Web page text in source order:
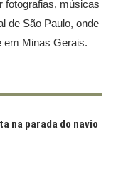
fotografias, músicas
de São Paulo, onde
em Minas Gerais.
na parada do navio